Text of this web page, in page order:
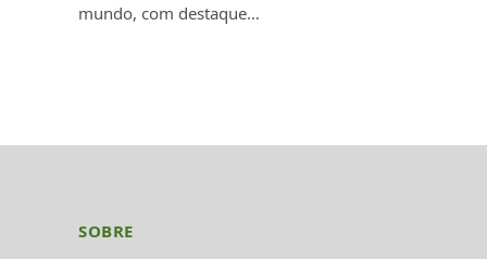
mundo, com destaque…
SOBRE